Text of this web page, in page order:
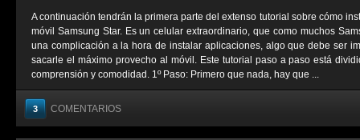
A continuación tendrán la primera parte del extenso tutorial sobre cómo
móvil Samsung Star. Es un celular extraordinario, que como muchos
una complicación a la hora de instalar aplicaciones, algo que debe ser
sacarle el máximo provecho al móvil. Este tutorial paso a paso está
comprensión y comodidad. 1º Paso: Primero que nada, hay que ...
3 COMENTARIOS